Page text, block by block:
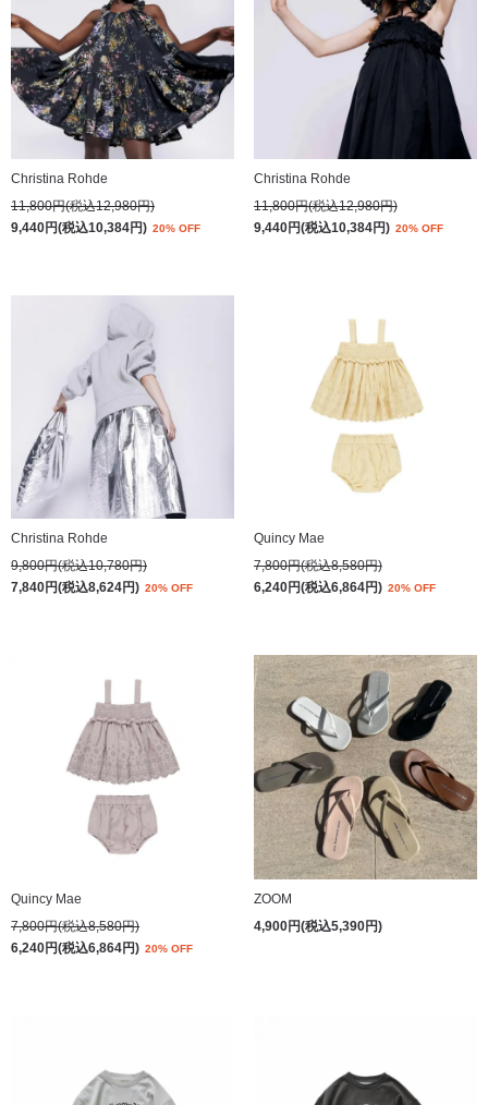
Christina Rohde
11,800円(税込12,980円)
9,440円(税込10,384円) 20% OFF
Christina Rohde
11,800円(税込12,980円)
9,440円(税込10,384円) 20% OFF
Christina Rohde
9,800円(税込10,780円)
7,840円(税込8,624円) 20% OFF
Quincy Mae
7,800円(税込8,580円)
6,240円(税込6,864円) 20% OFF
Quincy Mae
7,800円(税込8,580円)
6,240円(税込6,864円) 20% OFF
ZOOM
4,900円(税込5,390円)